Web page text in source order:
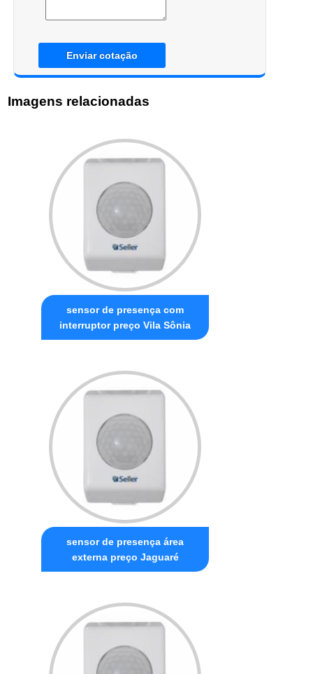
Enviar cotação
Imagens relacionadas
sensor de presença com
interruptor preço Vila Sônia
sensor de presença área
externa preço Jaguaré